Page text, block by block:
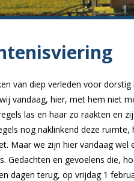
van diep verleden voor
vandaag, hier, met hem niet
las en haar zo raakten en
nog naklinkend deze
Maar we zijn hier vandaag
Gedachten en gevoelens die,
dagen terug, op vrijdag 1